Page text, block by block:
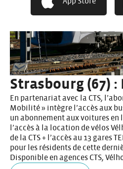
Strasbourg (67)
En partenariat avec la CTS,
Mobilité » intègre l’accès aux
un abonnement aux voitures en
l’accès à la location de vélos
de la CTS + l’accès au 13 gares
pour les résidents de cette
Disponible en agences CTS,